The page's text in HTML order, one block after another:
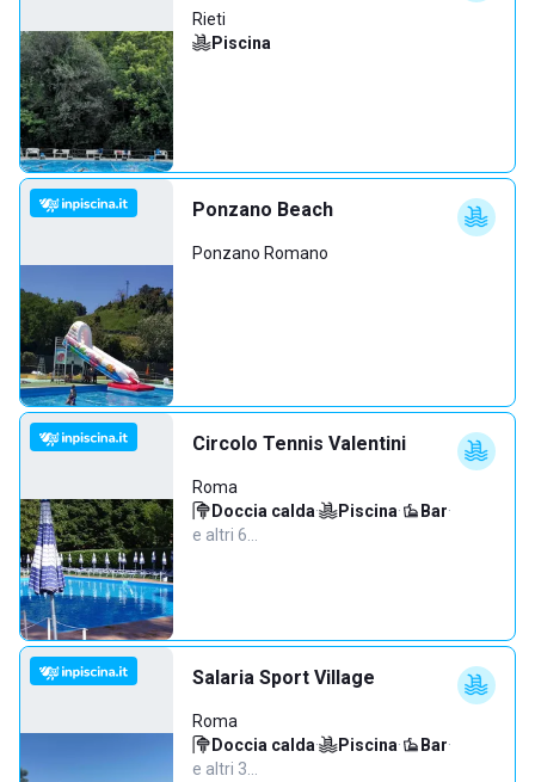
Rieti
Piscina
Ponzano Beach
Ponzano Romano
Circolo Tennis Valentini
Roma
Doccia calda· Piscina· Bar·
e altri 6…
Salaria Sport Village
Roma
Doccia calda· Piscina· Bar·
e altri 3…